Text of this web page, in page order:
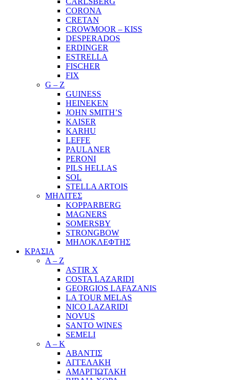
CORONA
CRETAN
CROWMOOR – KISS
DESPERADOS
ERDINGER
ESTRELLA
FISCHER
FIX
G – Z
GUINESS
HEINEKEN
JOHN SMITH’S
KAISER
KARHU
LEFFE
PAULANER
PERONI
PILS HELLAS
SOL
STELLA ARTOIS
ΜΗΛΙΤΕΣ
KOPPARBERG
MAGNERS
SOMERSBY
STRONGBOW
ΜΗΛΟΚΛΕΦΤΗΣ
ΚΡΑΣΙΑ
A – Z
ASTIR X
COSTA LAZARIDI
GEORGIOS LAFAZANIS
LA TOUR MELAS
NICO LAZARIDI
NOVUS
SANTO WINES
SEMELI
Α – Κ
ΑΒΑΝΤΙΣ
ΑΓΓΕΛΑΚΗ
ΑΜΑΡΓΙΩΤΑΚΗ